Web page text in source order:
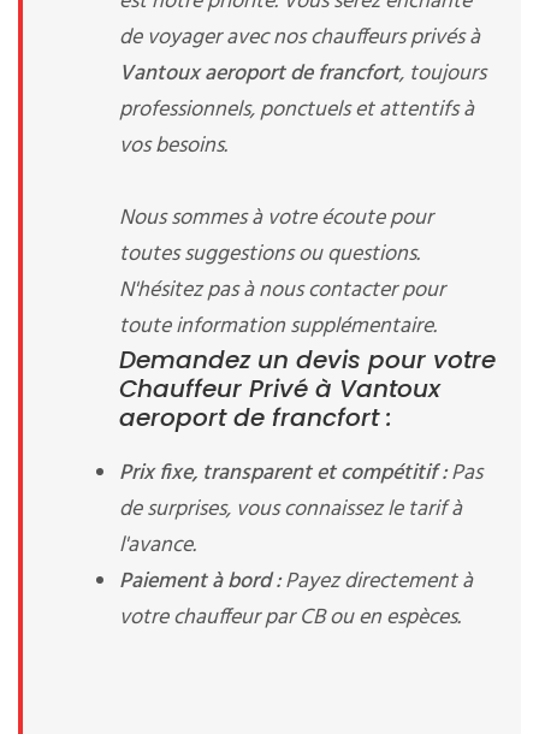
de voyager avec nos chauffeurs privés à
Vantoux aeroport de francfort, toujours
professionnels, ponctuels et attentifs à
vos besoins.
Nous sommes à votre écoute pour
toutes suggestions ou questions.
N'hésitez pas à nous contacter pour
toute information supplémentaire.
Demandez un devis pour votre
Chauffeur Privé à Vantoux
aeroport de francfort :
Prix fixe, transparent et compétitif :Pas
de surprises, vous connaissez le tarif à
l'avance.
Paiement à bord :Payez directement à
votre chauffeur par CB ou en espèces.